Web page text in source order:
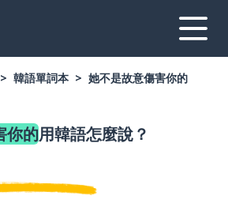
韓語單詞本 她不是故意傷害你的
你的用韓語怎麼說？